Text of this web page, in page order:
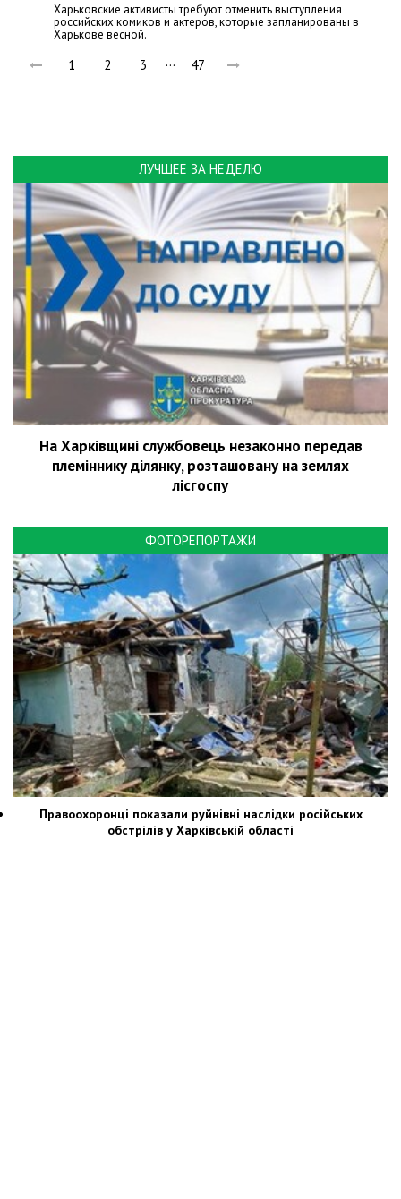
Харьковские активисты требуют отменить выступления
российских комиков и актеров, которые запланированы в
Харькове весной.
1 2 3 … 47
ЛУЧШЕЕ ЗА НЕДЕЛЮ
На Харківщині службовець незаконно передав
племіннику ділянку, розташовану на землях
лісгоспу
ФОТОРЕПОРТАЖИ
Правоохоронці показали руйнівні наслідки російських
обстрілів у Харківській області